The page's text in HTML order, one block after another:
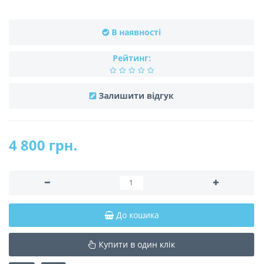
В наявності
Рейтинг:
Залишити відгук
4 800 грн.
До кошика
Купити в один клік